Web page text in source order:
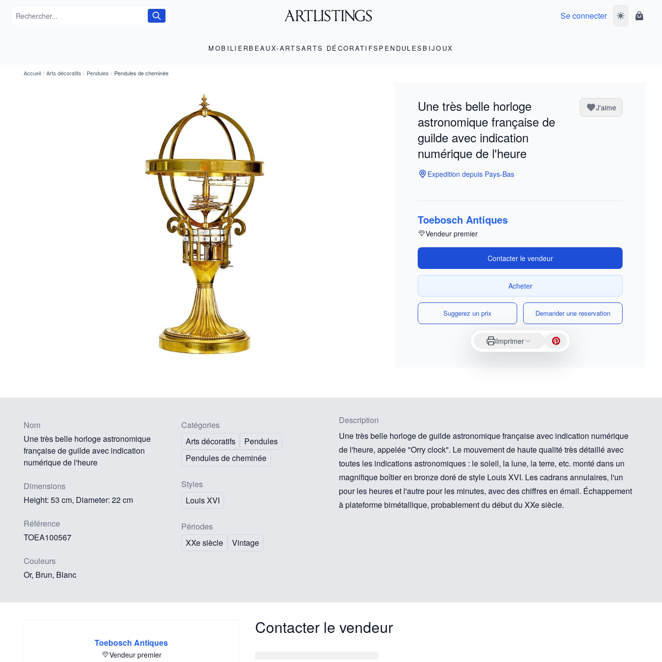
Se connecter Basculer le
Panier
MOBILIERBEAUX-ARTSARTS DÉCORATIFS PENDULES BIJOUX
Accueil / Arts décoratifs / Pendules / Pendules de cheminée
Une très belle horloge
astronomique française de
guilde avec indication
numérique de l'heure
J'aime
Expedition depuis Pays-Bas
Toebosch Antiques
Vendeur premier
Contacter le vendeur
Acheter
Suggerez un prix Demander une reservation
Imprimer
Nom
Une très belle horloge astronomique
française de guilde avec indication
numérique de l'heure
Dimensions
Height: 53 cm, Diameter: 22 cm
Référence
TOEA100567
Couleurs
Or, Brun, Blanc
Catégories
Arts décoratifs
Pendules
Pendules de cheminée
Styles
Louis XVI
Périodes
XXe siècle
Vintage
Description
Une très belle horloge de guilde astronomique française avec indication numérique
de l'heure, appelée "Orry clock". Le mouvement de haute qualité très détaillé avec
toutes les indications astronomiques : le soleil, la lune, la terre, etc. monté dans un
magnifique boîtier en bronze doré de style Louis XVI. Les cadrans annulaires, l'un
pour les heures et l'autre pour les minutes, avec des chiffres en émail. Échappement
à plateforme bimétallique, probablement du début du XXe siècle.
Toebosch Antiques
Vendeur premier
Contacter le vendeur